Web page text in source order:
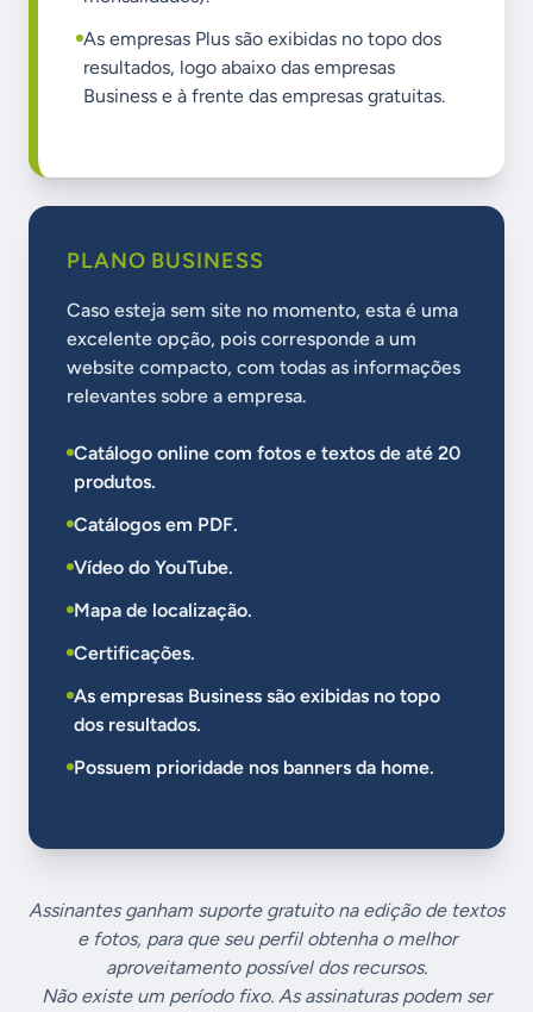
As empresas Plus são exibidas no topo dos
resultados, logo abaixo das empresas
Business e à frente das empresas gratuitas.
PLANO BUSINESS
Caso esteja sem site no momento, esta é uma
excelente opção, pois corresponde a um
website compacto, com todas as informações
relevantes sobre a empresa.
Catálogo online com fotos e textos de até 20
produtos.
Catálogos em PDF.
Vídeo do YouTube.
Mapa de localização.
Certificações.
As empresas Business são exibidas no topo
dos resultados.
Possuem prioridade nos banners da home.
Assinantes ganham suporte gratuito na edição de textos
e fotos, para que seu perfil obtenha o melhor
aproveitamento possível dos recursos.
Não existe um período fixo. As assinaturas podem ser